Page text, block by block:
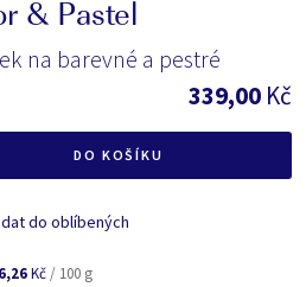
& Pastel
na barevné a pestré
339,00 Kč
DO KOŠÍKU
do oblíbených
Kč / 100 g